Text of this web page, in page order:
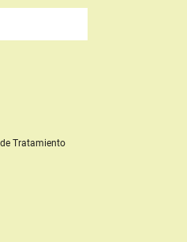
Tratamiento